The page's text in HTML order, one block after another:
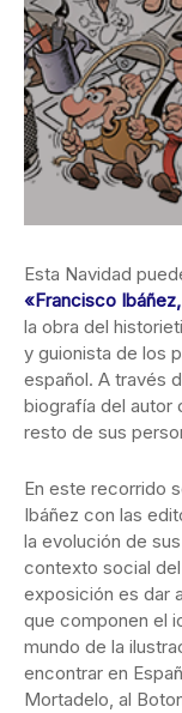
Esta Navidad
«Francisco
la obra del
y guionista de los
español. A través
biografía del autor
resto de sus
En este recorrido
Ibáñez con las
la evolución de
contexto social
exposición es dar
que componen el
mundo de la
encontrar en
Mortadelo, al